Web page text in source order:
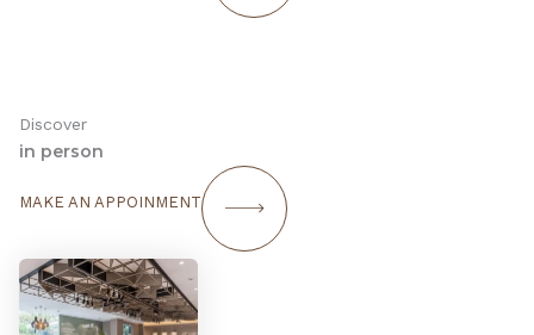
Discover
in person
MAKE AN APPOINMENT